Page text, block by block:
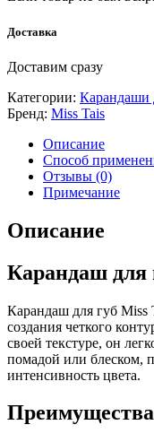
Доставка
Доставим сразу
Категории: Карандаши
Бренд: Miss Tais
Описание
Способ
Отзывы (0)
Примечание
Описание
Карандаш для
Карандаш для губ Miss
создания четкого
своей текстуре, он
помадой или блеском,
интенсивность цвета.
Преимущества